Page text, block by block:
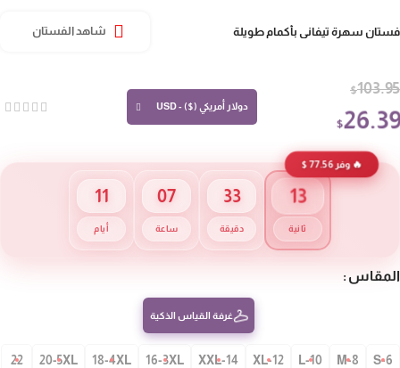
سهرة تيفاني بأكمام طويلة شاهد الفستان
$
$
دولار أمريكي ($) - USD
🔥 وفر 77.56 $
11
أيام
07
ساعة
33
دقيقة
13
ثانية
غرفة القياس الذكية
S-
10-L
12-XL
14-XXL
16-3XL
18-4XL
20-5XL
22